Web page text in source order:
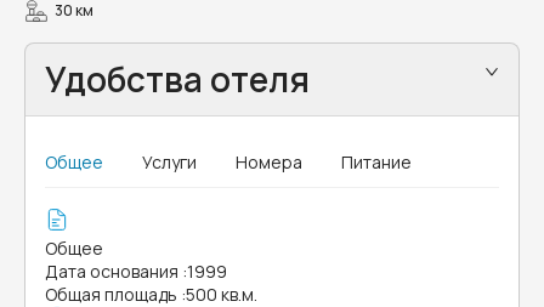
30 км
Удобства отеля
Общее Услуги Номера Питание
Общее
Дата основания :1999
Общая площадь :500 кв.м.